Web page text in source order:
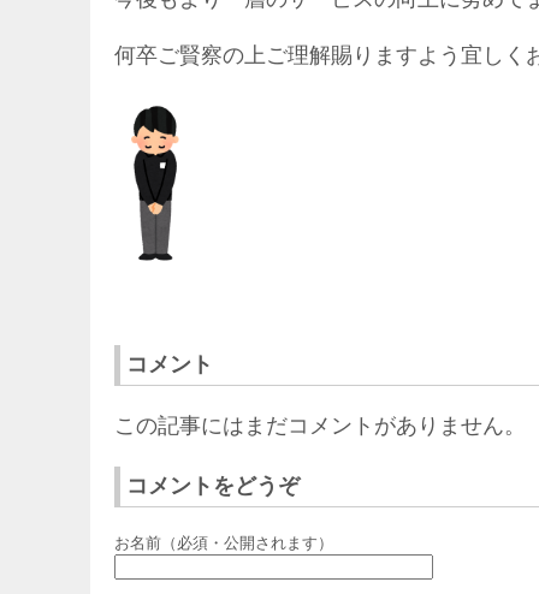
何卒ご賢察の上ご理解賜りますよう宜しく
コメント
この記事にはまだコメントがありません。
コメントをどうぞ
お名前（必須・公開されます）